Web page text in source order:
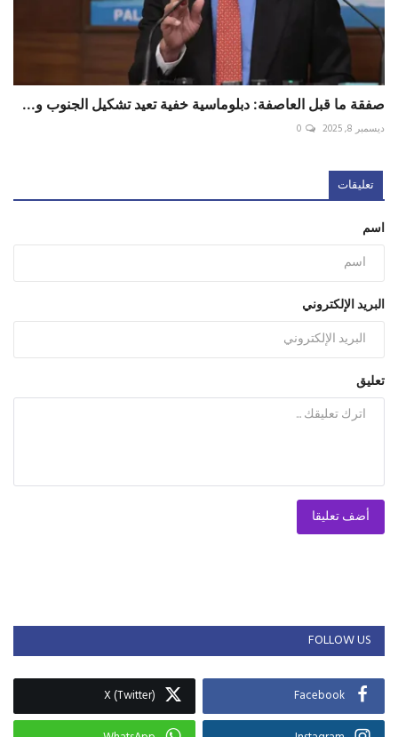
صفقة ما قبل العاصفة: دبلوماسية خفية تعيد تشكيل الجنوب و...
ديسمبر 8, 2025 0
تعليقات
اسم
البريد الإلكتروني
تعليق
أضف تعليقا
FOLLOW US
Facebook
X (Twitter)